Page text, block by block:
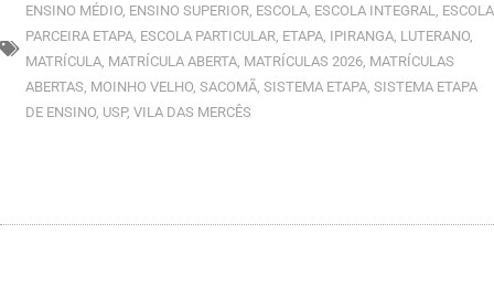
ENSINO MÉDIO ENSINO SUPERIOR ESCOLA ESCOLA INTEGRAL
ESCOLA
PARCEIRA ETAPA ESCOLA PARTICULAR ETAPA IPIRANGA LUTERANO
MATRÍCULA MATRÍCULA ABERTA MATRÍCULAS 2026 MATRÍCULAS
ABERTAS MOINHO VELHO SACOMÃ SISTEMA ETAPA SISTEMA ETAPA
DE ENSINO USP, VILA DAS MERCÊS